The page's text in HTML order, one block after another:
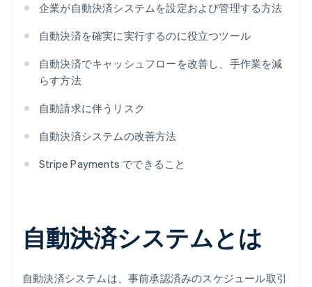
企業が自動決済システムを設定および管理する方法
自動決済を確実に実行するのに役立つツール
自動決済でキャッシュフローを改善し、手作業を減
らす方法
自動請求に伴うリスク
自動決済システムの改善方法
Stripe Payments でできること
自動決済システムとは
自動決済システムは、事前承認済みのスケジュール取引